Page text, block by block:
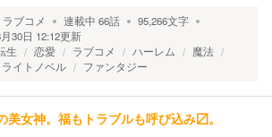
ラブコメ 連載中 66話 95,266文字
30日 12:12更新
生
恋愛 ラブコメ ハーレム
魔法
ライトノベル ファンタジー
美女神。福もトラブルも呼び込み〼。